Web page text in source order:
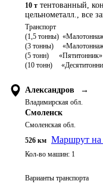
10 т тентованный,
цельнометалл., все
Транспорт
(1,5 тонны)
(3 тонны)
(5 тонн)	   «Пятитонник»
Александров →
Владимирская обл.
Смоленск
Смоленская обл.
526 км Маршрут на
Кол-во машин: 1
Варианты транспорта